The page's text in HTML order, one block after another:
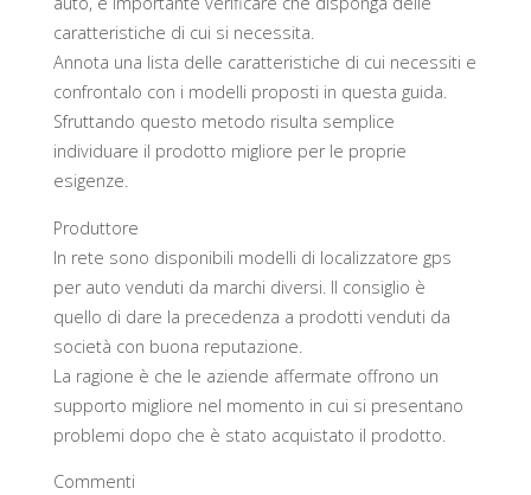
caratteristiche di cui si necessita.
Annota una lista delle caratteristiche di cui necessiti e
confrontalo con i modelli proposti in questa guida.
Sfruttando questo metodo risulta semplice
individuare il prodotto migliore per le proprie
esigenze.
Produttore
In rete sono disponibili modelli di localizzatore gps
per auto venduti da marchi diversi. Il consiglio è
quello di dare la precedenza a prodotti venduti da
società con buona reputazione.
La ragione è che le aziende affermate offrono un
supporto migliore nel momento in cui si presentano
problemi dopo che è stato acquistato il prodotto.
Commenti